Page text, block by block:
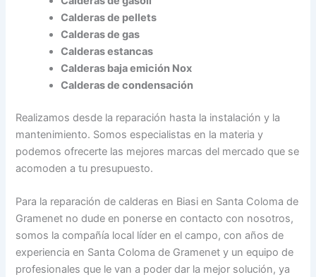
Calderas de pellets
Calderas de gas
Calderas estancas
Calderas baja emición Nox
Calderas de condensación
Realizamos desde la reparación hasta la instalación y la
mantenimiento. Somos especialistas en la materia y
podemos ofrecerte las mejores marcas del mercado que se
acomoden a tu presupuesto.
Para la reparación de calderas en Biasi en Santa Coloma de
Gramenet no dude en ponerse en contacto con nosotros,
somos la compañía local líder en el campo, con años de
experiencia en Santa Coloma de Gramenet y un equipo de
profesionales que le van a poder dar la mejor solución, ya